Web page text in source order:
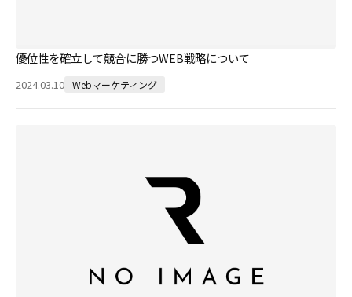
優位性を確立して競合に勝つWEB戦略について
2024.03.10 Webマーケティング